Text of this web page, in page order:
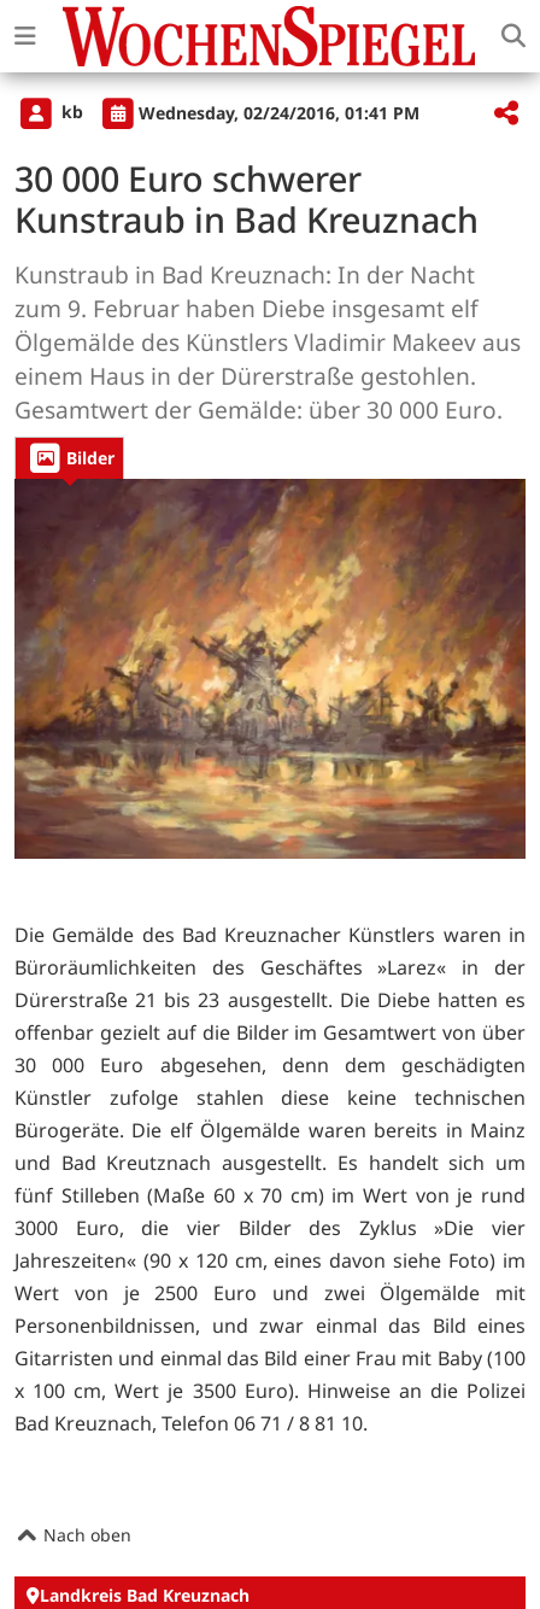
kb Wednesday, 02/24/2016, 01:41 PM
30 000 Euro schwerer
Kunstraub in Bad Kreuznach
Kunstraub in Bad Kreuznach: In der Nacht
zum 9. Februar haben Diebe insgesamt elf
Ölgemälde des Künstlers Vladimir Makeev aus
einem Haus in der Dürerstraße gestohlen.
Gesamtwert der Gemälde: über 30 000 Euro.
Bilder
Die Gemälde des Bad Kreuznacher Künstlers waren in
Büroräumlichkeiten des Geschäftes »Larez« in der
Dürerstraße 21 bis 23 ausgestellt. Die Diebe hatten es
offenbar gezielt auf die Bilder im Gesamtwert von über
30 000 Euro abgesehen, denn dem geschädigten
Künstler zufolge stahlen diese keine technischen
Bürogeräte. Die elf Ölgemälde waren bereits in Mainz
und Bad Kreutznach ausgestellt. Es handelt sich um
fünf Stilleben (Maße 60 x 70 cm) im Wert von je rund
3000 Euro, die vier Bilder des Zyklus »Die vier
Jahreszeiten« (90 x 120 cm, eines davon siehe Foto) im
Wert von je 2500 Euro und zwei Ölgemälde mit
Personenbildnissen, und zwar einmal das Bild eines
Gitarristen und einmal das Bild einer Frau mit Baby (100
x 100 cm, Wert je 3500 Euro). Hinweise an die Polizei
Bad Kreuznach, Telefon 06 71 / 8 81 10.
Nach oben
Landkreis Bad Kreuznach